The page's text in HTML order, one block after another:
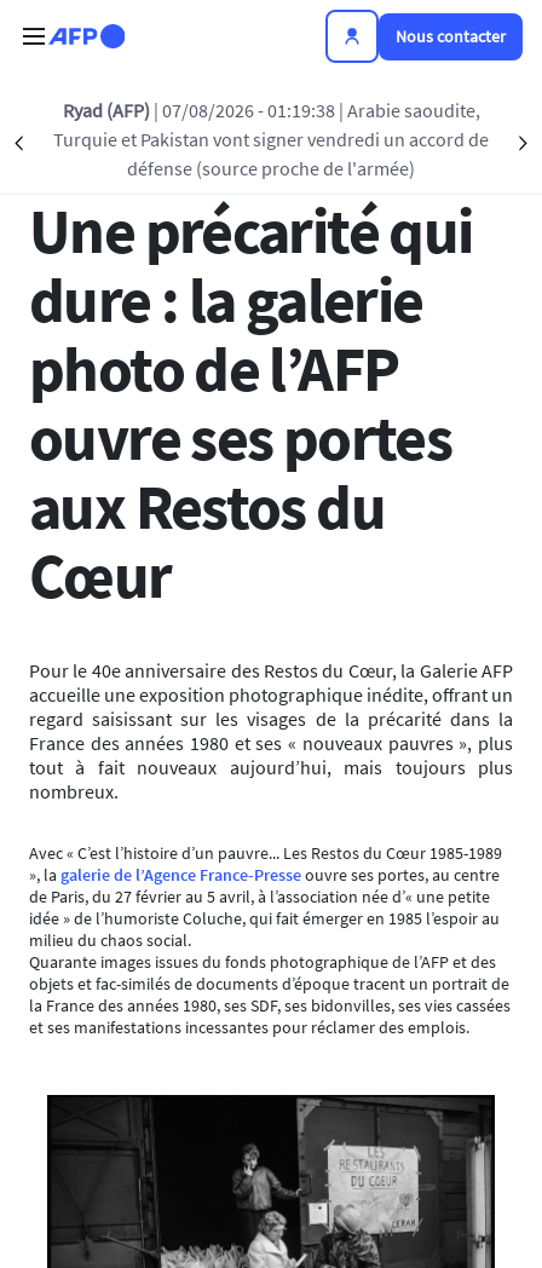
Nous contacter
Précédent
Ryad (AFP) | 07/08/2026 - 01:19:38 | Arabie saoudite,
Turquie et Pakistan vont signer vendredi un accord de
défense (source proche de l'armée)
Retour à la liste
30 JAN 2025 - 10:00
Une précarité qui
dure : la galerie
photo de l’AFP
ouvre ses portes
aux Restos du
Cœur
Pour le 40e anniversaire des Restos du Cœur, la Galerie AFP
accueille une exposition photographique inédite, offrant un
regard saisissant sur les visages de la précarité dans la
France des années 1980 et ses « nouveaux pauvres », plus
tout à fait nouveaux aujourd’hui, mais toujours plus
nombreux.
Avec « C’est l’histoire d’un pauvre... Les Restos du Cœur 1985-1989
», la galerie de l’Agence France-Presseouvre ses portes, au centre
de Paris, du 27 février au 5 avril, à l’association née d’« une petite
idée » de l’humoriste Coluche, qui fait émerger en 1985 l’espoir au
milieu du chaos social.
Quarante images issues du fonds photographique de l’AFP et des
objets et fac-similés de documents d’époque tracent un portrait de
la France des années 1980, ses SDF, ses bidonvilles, ses vies cassées
et ses manifestations incessantes pour réclamer des emplois.